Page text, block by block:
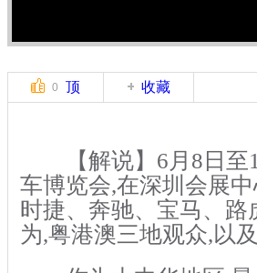
0 顶 收藏
【解说】6月8日至
车博览会,在深圳会展
时捷、奔驰、宝马、
为,粤港澳三地观众,以